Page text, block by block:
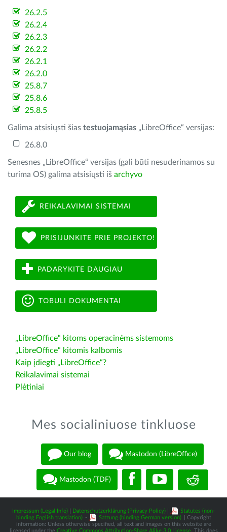
26.2.5
26.2.4
26.2.3
26.2.2
26.2.1
26.2.0
25.8.7
25.8.6
25.8.5
Galima atsisiųsti šias testuojamąsias „LibreOffice“ versijas:
26.8.0
Senesnes „LibreOffice“ versijas (gali būti nesuderinamos su
turima OS) galima atsisiųsti iš archyvo
REIKALAVIMAI SISTEMAI
PRISIJUNKITE PRIE PROJEKTO!
PADARYKITE DAUGIAU
TOBULI DOKUMENTAI
„LibreOffice“ kitoms operacinėms sistemoms
„LibreOffice“ kitomis kalbomis
Kaip įdiegti „LibreOffice“?
Reikalavimai sistemai
Plėtiniai
Mes socialiniuose tinkluose
Our blog Mastodon (LibreOffice)
Mastodon (TDF)
Impressum (Legal Info) Datenschutzerklärung (Privacy Policy)
Statutes (non-
binding English translation) - Satzung (binding German version)
| Copyright
information: Unless otherwise specified, all text and images on this website are
licensed under the Creative Commons Attribution-Share Alike 3.0 License. This does